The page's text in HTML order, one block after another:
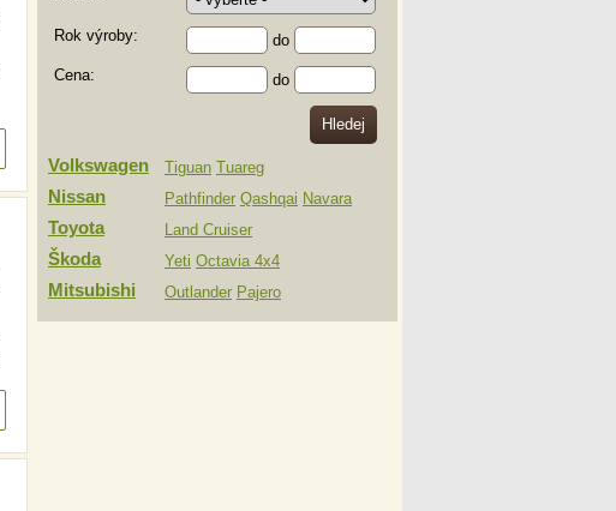
Rok výroby:
do
Cena:
do
Volkswagen Tiguan Tuareg
Nissan Pathfinder Qashqai Navara
Toyota Land Cruiser
Škoda Yeti Octavia 4x4
Mitsubishi Outlander Pajero